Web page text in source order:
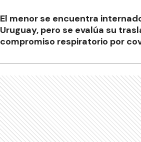
El menor se encuentra
Uruguay, pero se evalúa su
compromiso respiratorio por